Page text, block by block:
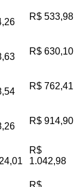
R$ 533,98
R$ 630,10
R$ 762,41
R$ 914,90
R$
1.042,98